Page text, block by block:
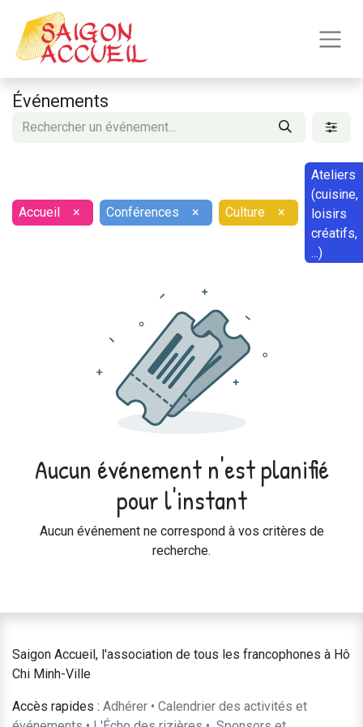
Événements
Accueil × Conférences × Culture ×
Ateliers
(cuisine,
loisirs
créatifs,
...)
Aucun événement n'est planifié
pour l'instant
Aucun événement ne correspond à vos critères de
recherche.
Saigon Accueil, l'association de tous les francophones à Hô
Chi Minh-Ville
Accès rapides : Adhérer • Calendrier des activités et